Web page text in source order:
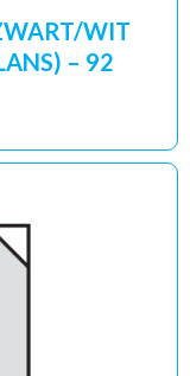
WIT
– 92